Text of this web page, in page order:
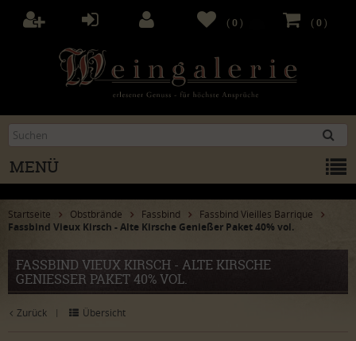
(0 )
(0 )
MENÜ
Startseite Obstbrände Fassbind Fassbind Vieilles Barrique
Fassbind Vieux Kirsch - Alte Kirsche Genießer Paket 40% vol.
FASSBIND VIEUX KIRSCH - ALTE KIRSCHE
GENIESSER PAKET 40% VOL.
Zurück | Übersicht